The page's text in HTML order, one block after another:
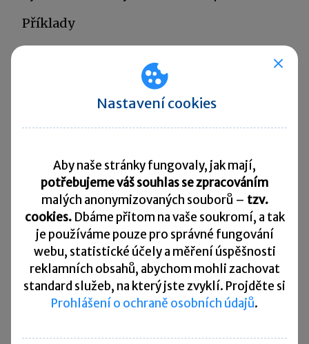
Příklady
střešní krytinu např. plechovou za tašky, aniž
by přitom zasahoval do konstrukce střechy,
měnil její tvar a sklon, případně provedl nově
vestavbu střešních oken, půjde jednoznačně
Jako technické zhodnocení se bude posuzovat
případ, pokud poplatník provede nástavbu
celého patra, přičemž musí odstranit původní
střechu, kterou nahradí střechou úplně stejnou.
Odstranění původní střechy stejně jako
postavení střechy nové bude součástí výdajů
na výstavbu celého patra.
Nastavení cookies
Aby naše stránky fungovaly, jak mají,
potřebujeme váš souhlas se zpracováním
malých anonymizovaných souborů – tzv.
cookies. Dbáme přitom na vaše soukromí, a tak
je používáme pouze pro správné fungování
webu, statistické účely a měření úspěšnosti
reklamních obsahů, abychom mohli zachovat
standard služeb, na který jste zvyklí. Projděte si
Prohlášení o ochraně osobních údajů.